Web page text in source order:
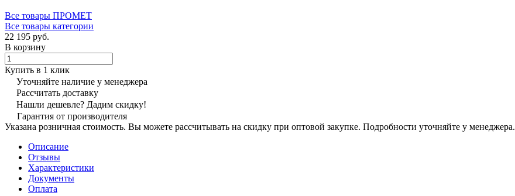
Все товары ПРОМЕТ
Все товары категории
22 195 руб.
В корзину
Купить в 1 клик
Уточняйте наличие у менеджера
Рассчитать доставку
Нашли дешевле? Дадим скидку!
Гарантия от производителя
Указана розничная стоимость. Вы можете рассчитывать на скидку при оптовой закупке. Подробности уточняйте у менеджера.
Описание
Отзывы
Характеристики
Документы
Оплата